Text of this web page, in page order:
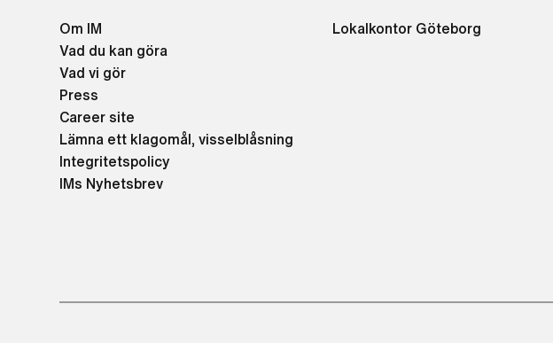
Om IM
Vad du kan göra
Vad vi gör
Press
Career site
Lämna ett klagomål, visselblåsning
Integritetspolicy
IMs Nyhetsbrev
Lokalkontor Göteborg